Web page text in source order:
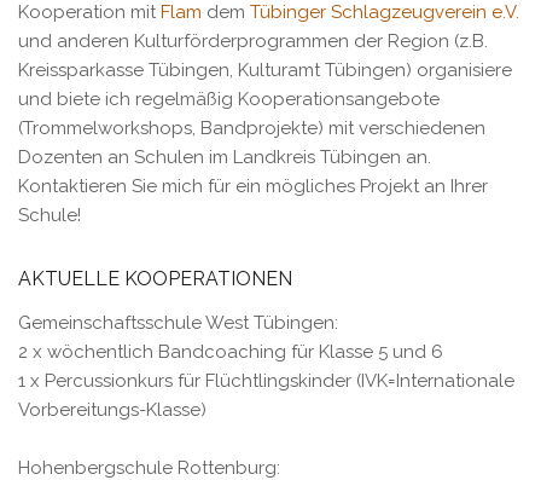
Kooperation mitFlam dem Tübinger Schlagzeugverein e.V.
und anderen Kulturförderprogrammen der Region (z.B.
Kreissparkasse Tübingen, Kulturamt Tübingen) organisiere
und biete ich regelmäßig Kooperationsangebote
(Trommelworkshops, Bandprojekte) mit verschiedenen
Dozenten an Schulen im Landkreis Tübingen an.
Kontaktieren Sie mich für ein mögliches Projekt an Ihrer
Schule!
AKTUELLE KOOPERATIONEN
Gemeinschaftsschule West Tübingen:
2 x wöchentlich Bandcoaching für Klasse 5 und 6
1 x Percussionkurs für Flüchtlingskinder (IVK=Internationale
Vorbereitungs-Klasse)
Hohenbergschule Rottenburg: